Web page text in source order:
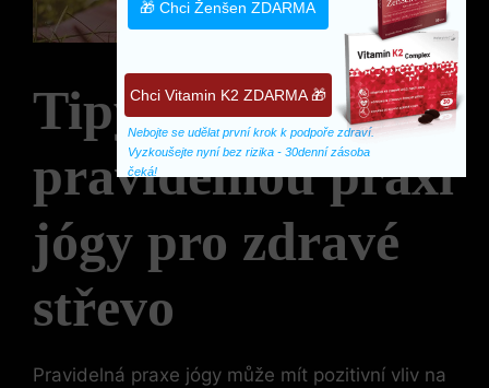
Tipy na
pravidelnou praxi
jógy pro zdravé
střevo
Pravidelná praxe jógy může mít pozitivní vliv na
Nebojte se udělat první krok k podpoře zdraví.
Vyzkoušejte nyní bez rizika - 30denní zásoba
čeká!
Chci Vitamin K2 ZDARMA 🎁
🎁 Chci Ženšen ZDARMA